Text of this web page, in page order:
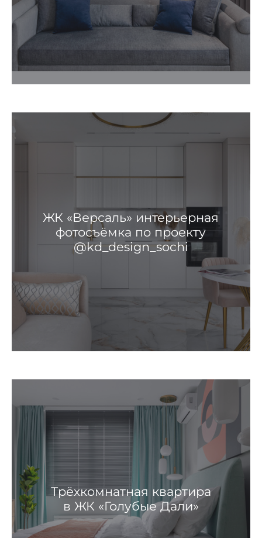
ЖК «Версаль» интерьерная
фотосъёмка по проекту
@kd_design_sochi
Трёхкомнатная квартира
в ЖК «Голубые Дали»